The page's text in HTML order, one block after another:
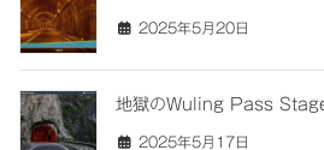
2025年5月20日
地獄のWuling Pass
2025年5月17日